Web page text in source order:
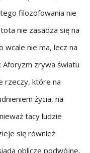
filozofowania nie
nie zasadza się na
wcale nie ma, lecz na
Aforyzm zrywa światu
rzeczy, które na
życia, na
tacy ludzie
się również
oblicze podwójne,